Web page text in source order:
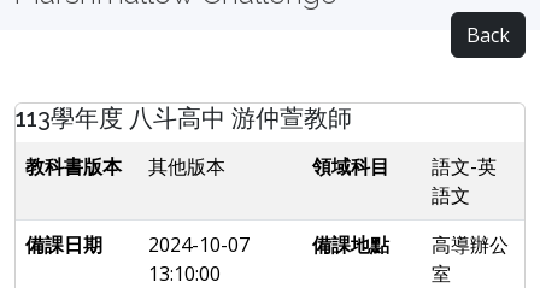
Back
113學年度 八斗高中 游仲萱教師
教科書版本 其他版本 領域科目
語文-英
語文
備課日期
2024-10-07
13:10:00
備課地點
高導辦公
室